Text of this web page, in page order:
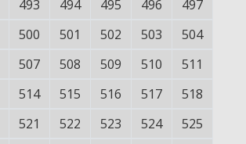
493 494 495 496
497
500 501 502 503
504
507 508 509 510
511
514 515 516 517
518
521 522 523 524
525